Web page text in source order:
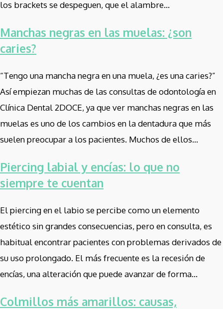
los brackets se despeguen, que el alambre...
Manchas negras en las muelas: ¿son
caries?
“Tengo una mancha negra en una muela, ¿es una caries?”
Así empiezan muchas de las consultas de odontología en
Clínica Dental 2DOCE, ya que ver manchas negras en las
muelas es uno de los cambios en la dentadura que más
suelen preocupar a los pacientes. Muchos de ellos...
Piercing labial y encías: lo que no
siempre te cuentan
El piercing en el labio se percibe como un elemento
estético sin grandes consecuencias, pero en consulta, es
habitual encontrar pacientes con problemas derivados de
su uso prolongado. El más frecuente es la recesión de
encías, una alteración que puede avanzar de forma...
Colmillos más amarillos: causas,